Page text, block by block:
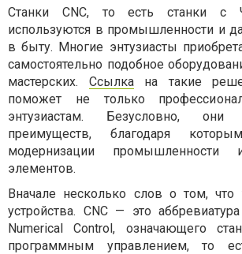
Станки CNC, то есть станки
используются в промышленности и
в быту. Многие энтузиасты
самостоятельно подобное
мастерских. Ссылкана такие
поможет не только
энтузиастам. Безусловно,
преимуществ, благодаря
модернизации промышленности
элементов.
Вначале несколько слов о том, что
устройства. CNC — это
Numerical Control, означающего
программным управлением, то